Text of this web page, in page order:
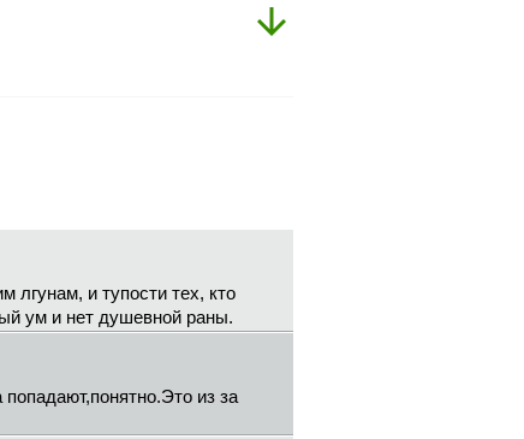
лгунам, и тупости тех, кто
ум и нет душевной раны.
из за